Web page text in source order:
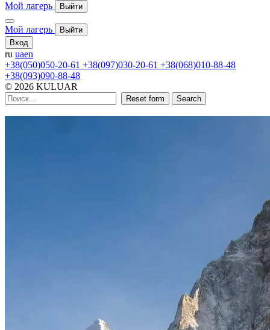
Мой лагерь
Выйти
Мой лагерь
Выйти
Вход
ru uaen
+38(050)050-20-61 +38(097)030-20-61 +38(068)010-88-48
+38(093)090-88-48
© 2026 KULUAR
Reset form Search